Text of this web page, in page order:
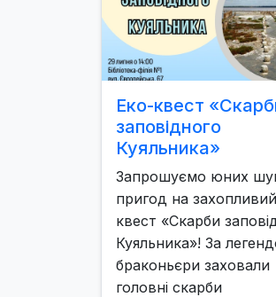
Еко-квест
заповідного
Куяльника»
Запрошуємо юних
пригод на
квест «Скарби
Куяльника»! За
браконьєри заховали
головні скарби